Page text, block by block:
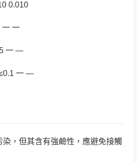
0.010
一 一
一 —
一 —
，但其含有強鹼性，應避免接觸